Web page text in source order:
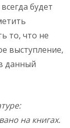
будет
то, что не
выступление,
данный
на книгах.